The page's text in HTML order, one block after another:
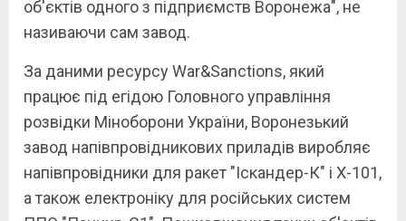
об'єктів одного з підприємств Воронежа", не
називаючи сам завод.
За даними ресурсу War&Sanctions, який
працює під егідою Головного управління
розвідки Міноборони України, Воронезький
завод напівпровідникових приладів виробляє
напівпровідники для ракет "Іскандер-К" і Х-101,
а також електроніку для російських систем